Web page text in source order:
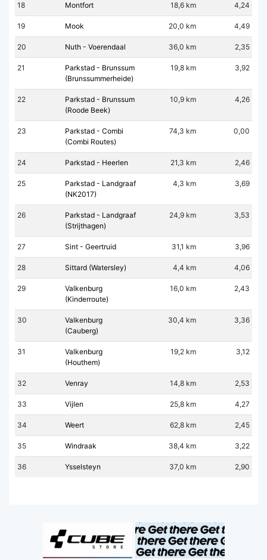
18 Montfort 18,6 km 4,24
19 Mook 20,0 km 4,49
20 Nuth - Voerendaal 36,0 km 2,35
21
Parkstad - Brunssum
(Brunssummerheide)
19,8 km 3,92
22
Parkstad - Brunssum
(Roode Beek)
10,9 km 4,26
23
Parkstad - Combi
(Combi Routes)
74,3 km 0,00
24 Parkstad - Heerlen 21,3 km 2,46
25
Parkstad - Landgraaf
(NK2017)
4,3 km 3,69
26
Parkstad - Landgraaf
(Strijthagen)
24,9 km 3,53
27 Sint - Geertruid 31,1 km 3,96
28 Sittard (Watersley) 4,4 km 4,06
29
Valkenburg
(Kinderroute)
16,0 km 2,43
30
Valkenburg
(Cauberg)
30,4 km 3,36
31
Valkenburg
(Houthem)
19,2 km 3,12
32 Venray 14,8 km 2,53
33 Vijlen 25,8 km 4,27
34 Weert 62,8 km 2,45
35 Windraak 38,4 km 3,22
36 Ysselsteyn 37,0 km 2,90